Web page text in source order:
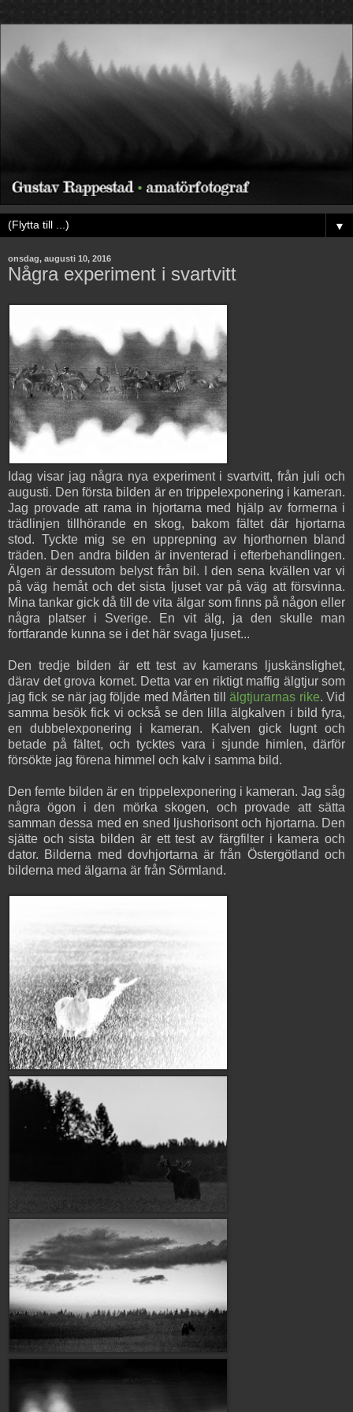
▼
onsdag, augusti 10, 2016
Några experiment i svartvitt
Idag visar jag några nya experiment i svartvitt, från juli och
augusti. Den första bilden är en trippelexponering i kameran.
Jag provade att rama in hjortarna med hjälp av formerna i
trädlinjen tillhörande en skog, bakom fältet där hjortarna
stod. Tyckte mig se en upprepning av hjorthornen bland
träden. Den andra bilden är inventerad i efterbehandlingen.
Älgen är dessutom belyst från bil. I den sena kvällen var vi
på väg hemåt och det sista ljuset var på väg att försvinna.
Mina tankar gick då till de vita älgar som finns på någon eller
några platser i Sverige. En vit älg, ja den skulle man
fortfarande kunna se i det här svaga ljuset...
Den tredje bilden är ett test av kamerans ljuskänslighet,
därav det grova kornet. Detta var en riktigt maffig älgtjur som
jag fick se när jag följde med Mårten tillälgtjurarnas rike. Vid
samma besök fick vi också se den lilla älgkalven i bild fyra,
en dubbelexponering i kameran. Kalven gick lugnt och
betade på fältet, och tycktes vara i sjunde himlen, därför
försökte jag förena himmel och kalv i samma bild.
Den femte bilden är en trippelexponering i kameran. Jag såg
några ögon i den mörka skogen, och provade att sätta
samman dessa med en sned ljushorisont och hjortarna. Den
sjätte och sista bilden är ett test av färgfilter i kamera och
dator. Bilderna med dovhjortarna är från Östergötland och
bilderna med älgarna är från Sörmland.